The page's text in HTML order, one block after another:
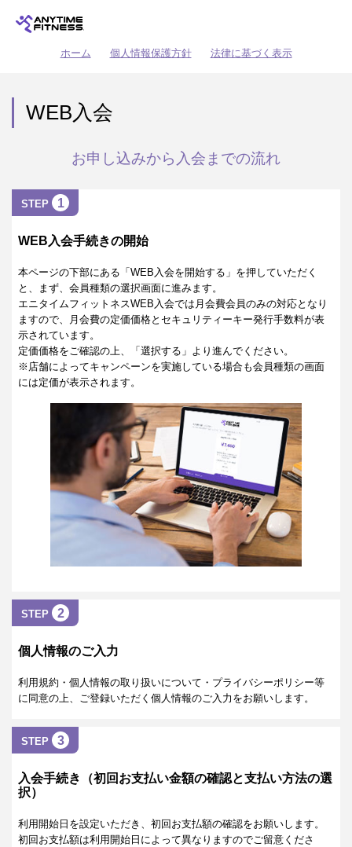
ホーム 個人情報保護方針 法律に基づく表示
WEB入会
お申し込みから入会までの流れ
STEP 1
WEB入会手続きの開始
本ページの下部にある「WEB入会を開始する」を押していただく
と、まず、会員種類の選択画面に進みます。
エニタイムフィットネスWEB入会では月会費会員のみの対応となり
ますので、月会費の定価価格とセキュリティーキー発行手数料が表
示されています。
定価価格をご確認の上、「選択する」より進んでください。
※店舗によってキャンペーンを実施している場合も会員種類の画面
には定価が表示されます。
STEP 2
個人情報のご入力
利用規約・個人情報の取り扱いについて・プライバシーポリシー等
に同意の上、ご登録いただく個人情報のご入力をお願いします。
STEP 3
入会手続き（初回お支払い金額の確認と支払い方法の選
択）
利用開始日を設定いただき、初回お支払額の確認をお願いします。
初回お支払額は利用開始日によって異なりますのでご留意くださ